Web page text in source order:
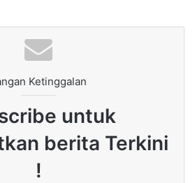
Ketinggalan
untuk
berita Terkini
!